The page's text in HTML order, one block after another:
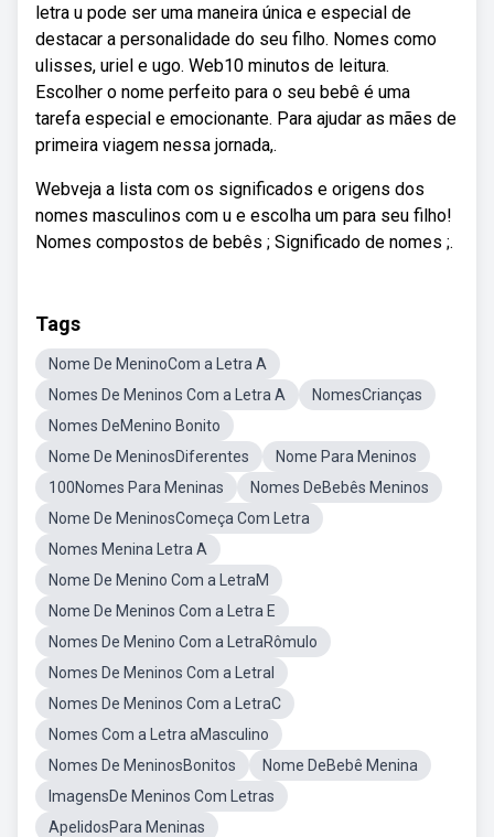
letra u pode ser uma maneira única e especial de
destacar a personalidade do seu filho. Nomes como
ulisses, uriel e ugo. Web10 minutos de leitura.
Escolher o nome perfeito para o seu bebê é uma
tarefa especial e emocionante. Para ajudar as mães de
primeira viagem nessa jornada,.
Webveja a lista com os significados e origens dos
nomes masculinos com u e escolha um para seu filho!
Nomes compostos de bebês ; Significado de nomes ;.
Tags
Nome De MeninoCom a Letra A
Nomes De Meninos Com a Letra A
NomesCrianças
Nomes DeMenino Bonito
Nome De MeninosDiferentes
Nome Para Meninos
100Nomes Para Meninas
Nomes DeBebês Meninos
Nome De MeninosComeça Com Letra
Nomes Menina Letra A
Nome De Menino Com a LetraM
Nome De Meninos Com a Letra E
Nomes De Menino Com a LetraRômulo
Nomes De Meninos Com a LetraI
Nomes De Meninos Com a LetraC
Nomes Com a Letra aMasculino
Nomes De MeninosBonitos
Nome DeBebê Menina
ImagensDe Meninos Com Letras
ApelidosPara Meninas